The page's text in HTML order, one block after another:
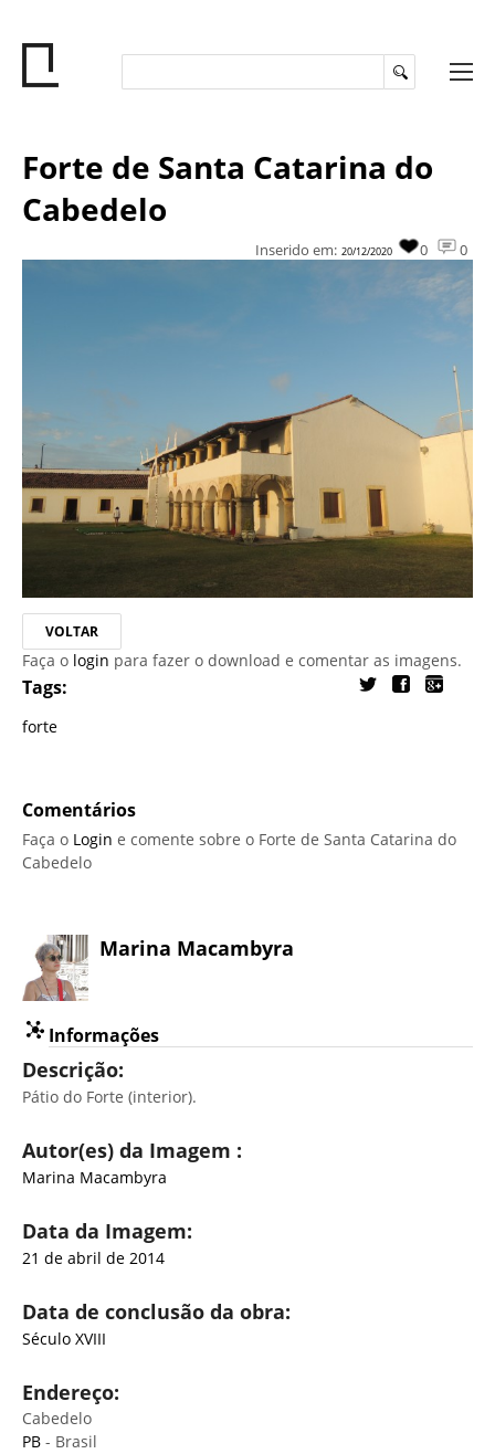
Forte de Santa Catarina do
Cabedelo
0
0
Inserido em: 20/12/2020
VOLTAR
Faça o login para fazer o download e comentar as imagens.
Tags:
forte
Comentários
Faça o Login e comente sobre o Forte de Santa Catarina do
Cabedelo
Marina Macambyra
Informações
Descrição:
Pátio do Forte (interior).
Autor(es) da Imagem :
Marina Macambyra
Data da Imagem:
21 de abril de 2014
Data de conclusão da obra:
Século XVIII
Endereço:
Cabedelo
PB - Brasil